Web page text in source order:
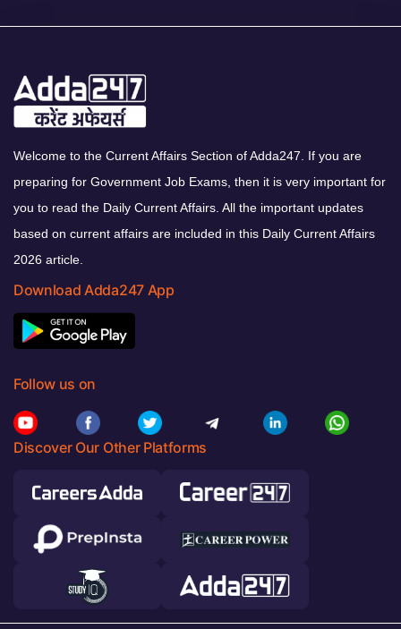
Welcome to the Current Affairs Section of Adda247. If you are
preparing for Government Job Exams, then it is very important for
you to read the Daily Current Affairs. All the important updates
based on current affairs are included in this Daily Current Affairs
2026 article.
Download Adda247 App
Follow us on
Discover Our Other Platforms